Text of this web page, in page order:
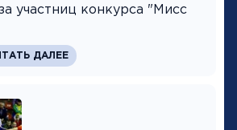
участниц конкурса "Мисс
ДАЛЕЕ